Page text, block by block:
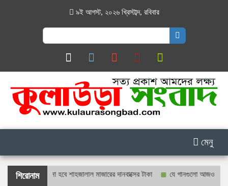
৯ই আগস্ট, ২০২৬ খ্রিস্টাব্দ, রবিবার
Search
for:
মেনু
শিরোনাম
প্রকাশ্যে গণনা হবে শাহজালাল মাজারের দানবাক্সের টাকা যে গানগুলো আজও ফিরিয়ে